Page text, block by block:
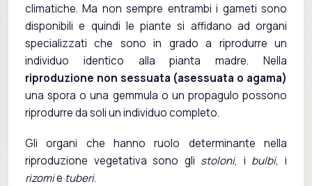
climatiche. Ma non sempre entrambi i gameti sono
disponibili e quindi le piante si affidano ad organi
specializzati che sono in grado a riprodurre un
individuo identico alla pianta madre. Nella
riproduzione non sessuata (asessuata o agama)
una spora o una gemmula o un propagulo possono
riprodurre da soli un individuo completo.
Gli organi che hanno ruolo determinante nella
riproduzione vegetativa sono gli stoloni, i bulbi, i
rizomie tuberi.